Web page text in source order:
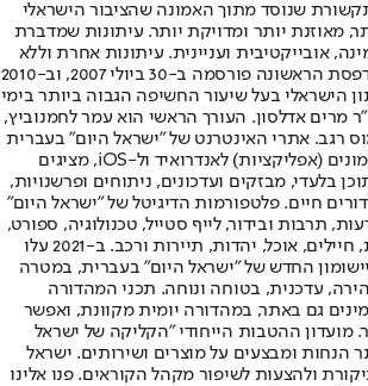
שנוסד מתוך האמונה שהציבור הישראלי
מאוזנת יותר ומדויקת יותר. עיתונות שמדברת
אובייקטיבית ועניינית. עיתונות אחרת וללא
תשלום. המהדורה המודפסת הראשונה פורסמה ב-30 ביולי 2007, וב-2010
הישראלי בעל שיעור החשיפה הגבוה ביותר בימי
מרים אדלסון. העורך הראשי הוא עמר לחמנוביץ,
רגב. אתרי האינטרנט של "ישראל היום" בעברית
ובאנגלית, כמו כן היישומונים (אפליקציות) לאנדרואיד ול-iOS, מציגים
בלעדי, מבזקים ועדכונים, ניתוחים ופרשנויות,
חיים. פלטפורמות הדיגיטל של "ישראל היום"
תרבות ובידור, לייף סטייל, טכנולוגיה, ספורט,
כלכלה וצרכנות, בריאות, חיילים, אוכל, יהדות, תיירות ורכב. ב-2021 עלו
החדש של "ישראל היום" בעברית, במטרה
עדכנית, בטוחה ונוחה. תכני המהדורה
גם באתר, במהדורה יומית מקוונת, ואפשר
מועדון ההטבות הייחודי "הקליקה של ישראל
הנחות ומבצעים על מוצרים ושירותים. ישראל
ולהצעות לשיפור מקהל הקוראים. פנו אלינו